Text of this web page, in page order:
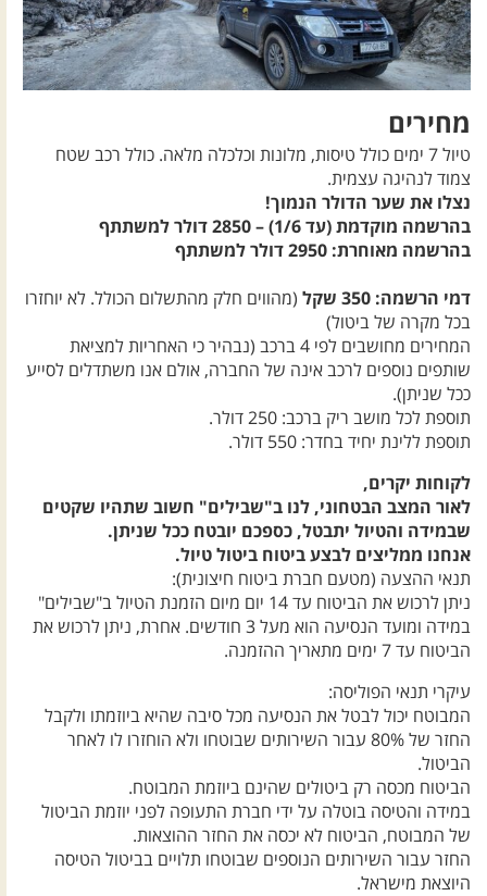
מחירים
טיול 7 ימים כולל טיסות, מלונות וכלכלה מלאה. כולל רכב שטח
צמוד לנהיגה עצמית.
נצלו את שער הדולר הנמוך!
בהרשמה מוקדמת (עד 1/6) – 2850 דולר למשתתף
בהרשמה מאוחרת: 2950 דולר למשתתף
דמי הרשמה: 350 שקל
(מהווים חלק מהתשלום הכולל. לא יוחזרו
בכל מקרה של ביטול)
המחירים מחושבים לפי 4 ברכב (נבהיר כי האחריות למציאת
שותפים נוספים לרכב אינה של החברה, אולם אנו משתדלים לסייע
ככל שניתן).
תוספת לכל מושב ריק ברכב: 250 דולר.
תוספת ללינת יחיד בחדר: 550 דולר.
לקוחות יקרים,
לאור המצב הבטחוני, לנו ב"שבילים" חשוב שתהיו שקטים
שבמידה והטיול יתבטל, כספכם יובטח ככל שניתן.
אנחנו ממליצים לבצע ביטוח ביטול טיול.
תנאי ההצעה (מטעם חברת ביטוח חיצונית):
ניתן לרכוש את הביטוח עד 14 יום מיום הזמנת הטיול ב"שבילים"
במידה ומועד הנסיעה הוא מעל 3 חודשים. אחרת, ניתן לרכוש את
הביטוח עד 7 ימים מתאריך ההזמנה.
עיקרי תנאי הפוליסה:
המבוטח יכול לבטל את הנסיעה מכל סיבה שהיא ביוזמתו ולקבל
החזר של 80% עבור השירותים שבוטחו ולא הוחזרו לו לאחר
הביטול.
הביטוח מכסה רק ביטולים שהינם ביוזמת המבוטח.
במידה והטיסה בוטלה על ידי חברת התעופה לפני יוזמת הביטול
של המבוטח, הביטוח לא יכסה את החזר ההוצאות.
החזר עבור השירותים הנוספים שבוטחו תלויים בביטול הטיסה
היוצאת מישראל.